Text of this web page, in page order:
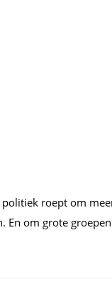
roept om
En om grote